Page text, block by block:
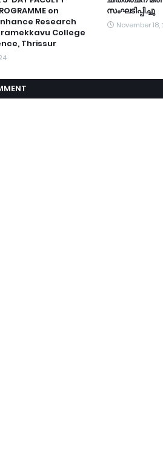
on
Research
College
Thrissur
സംഘടിപ്പിച്ചു
November